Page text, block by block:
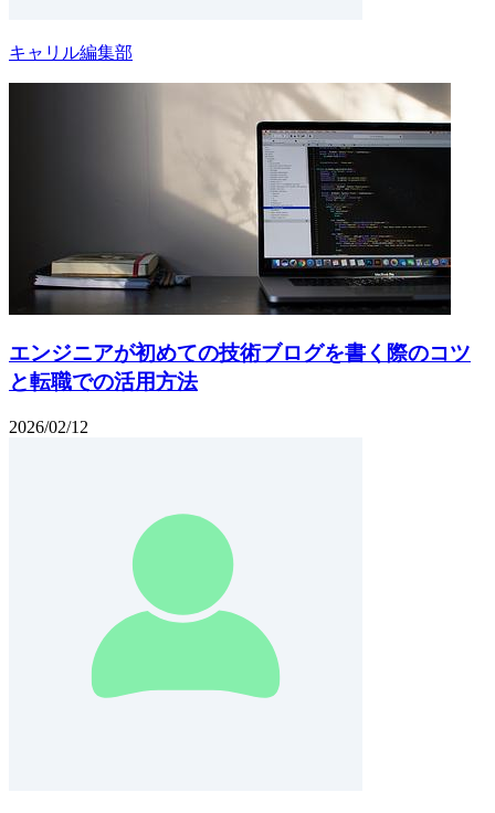
キャリル編集部
エンジニアが初めての技術ブログを書く際のコツ
と転職での活用方法
2026/02/12